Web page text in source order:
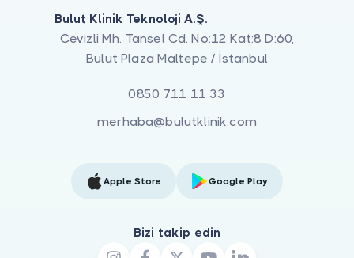
Bulut Klinik Teknoloji A.Ş.
Cevizli Mh. Tansel Cd. No:12 Kat:8 D:60,
Bulut Plaza Maltepe / İstanbul
0850 711 11 33
merhaba@bulutklinik.com
Apple Store Google Play
Bizi takip edin